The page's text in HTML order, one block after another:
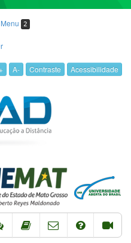
2
A- Contraste Acessibilidade